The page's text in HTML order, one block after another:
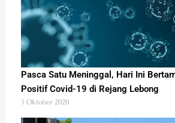
Pasca Satu Meninggal, Hari Ini
Positif Covid-19 di Rejang Lebong
1 Oktober 2020